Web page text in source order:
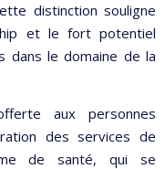
distinction souligne
et le fort potentiel
dans le domaine de la
aux personnes
des services de
de santé, qui se